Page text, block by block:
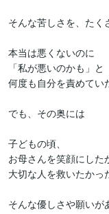
そんな苦しさを、たく
本当は悪くないのに
「私が悪いのかも」と
何度も自分を責めてい
でも、その奥には
子どもの頃、
お母さんを笑顔にした
大切な人を救いたかっ
そんな優しさや願いが